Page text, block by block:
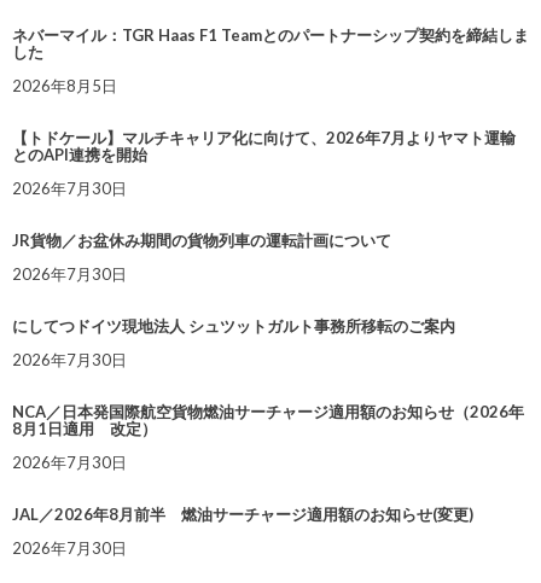
ネバーマイル：TGR Haas F1 Teamとのパートナーシップ契約を締結しま
した
2026年8月5日
【トドケール】マルチキャリア化に向けて、2026年7月よりヤマト運輸
とのAPI連携を開始
2026年7月30日
JR貨物／お盆休み期間の貨物列車の運転計画について
2026年7月30日
にしてつドイツ現地法人 シュツットガルト事務所移転のご案内
2026年7月30日
NCA／日本発国際航空貨物燃油サーチャージ適用額のお知らせ（2026年
8月1日適用 改定）
2026年7月30日
JAL／2026年8月前半 燃油サーチャージ適用額のお知らせ(変更)
2026年7月30日